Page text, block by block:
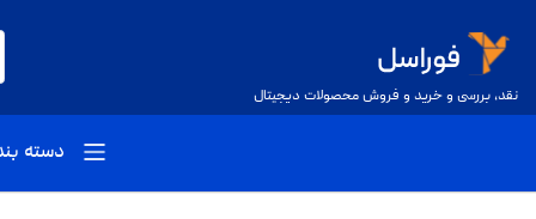
نقد، بررسی و خرید و فروش محصولات دیجیتال
دسته